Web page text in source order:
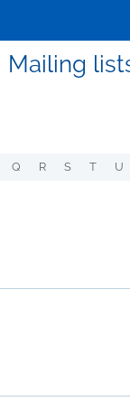
Mailing
Q R S T U